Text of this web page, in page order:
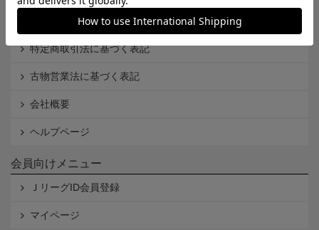
Cookieポリシー
特定商取引法に基づく表記
古物営業法に基づく表記
会社概要
ヘルプページ
会員向けメニュー
ＪリーグID会員登録
マイページ